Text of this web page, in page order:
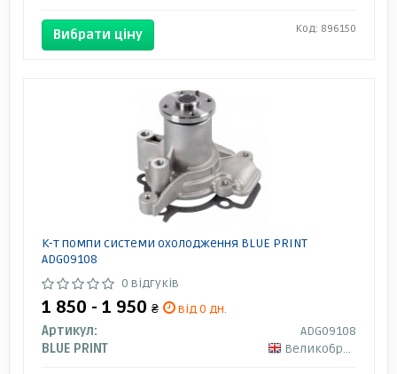
Вибрати ціну Код: 896150
К-т помпи системи охолодження BLUE PRINT
ADG09108
0 відгуків
1 850 - 1 950 ₴
від 0 дн.
Артикул:
ADG09108
BLUE PRINT
Великобританія